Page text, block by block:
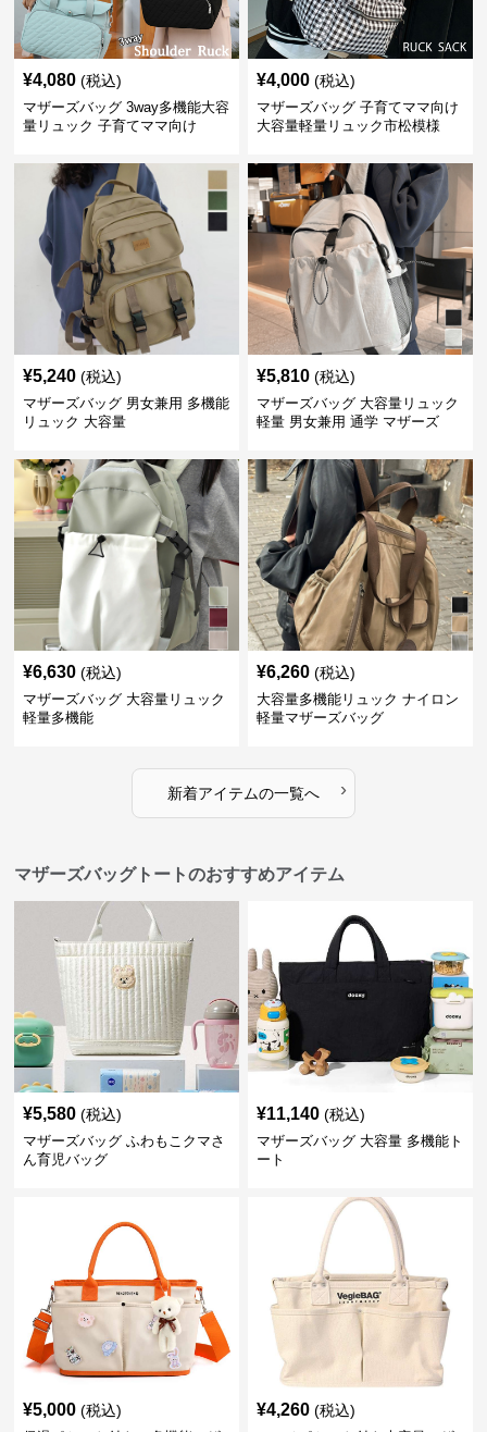
¥4,080 (税込)
マザーズバッグ 3way多機能大容
量リュック 子育てママ向け
¥4,000 (税込)
マザーズバッグ 子育てママ向け
大容量軽量リュック市松模様
¥5,240 (税込)
マザーズバッグ 男女兼用 多機能
リュック 大容量
¥5,810 (税込)
マザーズバッグ 大容量リュック
軽量 男女兼用 通学 マザーズ
¥6,630 (税込)
マザーズバッグ 大容量リュック
軽量多機能
¥6,260 (税込)
大容量多機能リュック ナイロン
軽量マザーズバッグ
新着アイテムの一覧へ ›
マザーズバッグトートのおすすめアイテム
¥5,580 (税込)
マザーズバッグ ふわもこクマさ
ん育児バッグ
¥11,140 (税込)
マザーズバッグ 大容量 多機能ト
ート
¥5,000 (税込) ¥4,260 (税込)